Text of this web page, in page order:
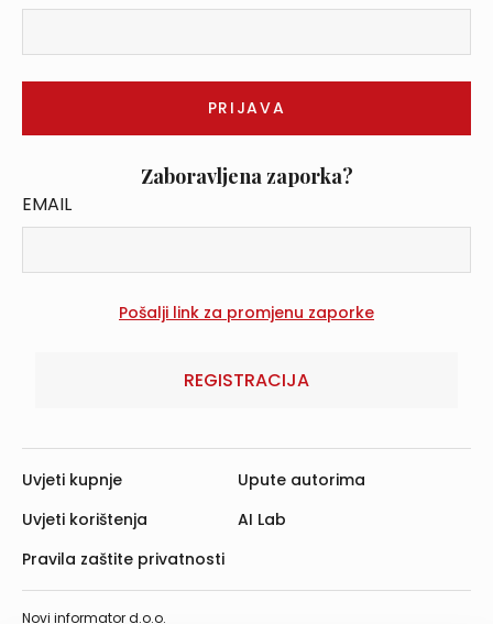
Zaboravljena zaporka?
EMAIL
REGISTRACIJA
Novi informator d.o.o.
Uvjeti kupnje
Uvjeti korištenja
Pravila zaštite privatnosti
Upute autorima
AI Lab